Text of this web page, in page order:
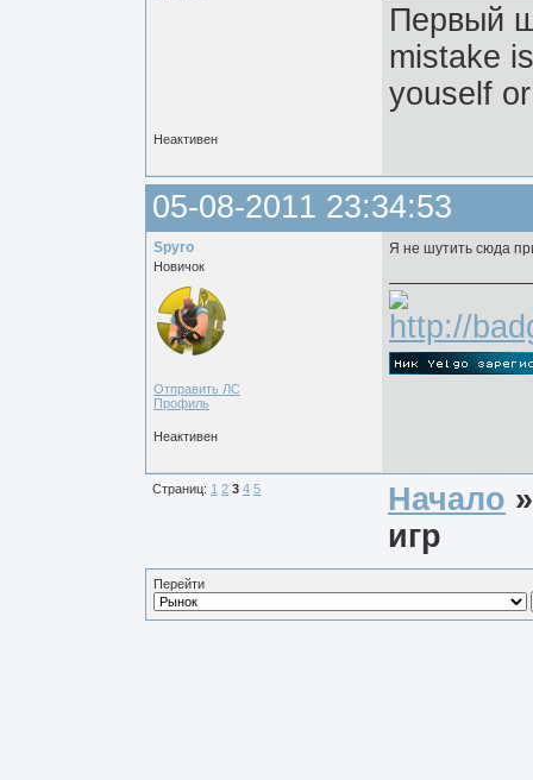
Первый
mistake
youself
Неактивен
05-08-2011 23:34:53
Spyro
Новичок
Отправить ЛС
Профиль
Я не шутить сюда
Неактивен
Страниц: 1 2 3 4 5 Начало
игр
Перейти